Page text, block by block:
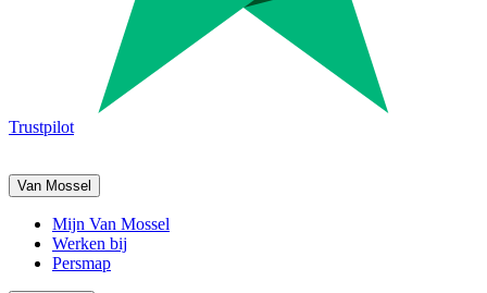
Trustpilot
Van Mossel
Mijn Van Mossel
Werken bij
Persmap